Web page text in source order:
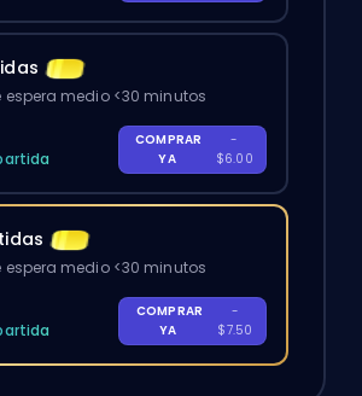
espera medio <30 minutos
COMPRAR
YA
-
$6.00
espera medio <30 minutos
COMPRAR
YA
-
$7.50